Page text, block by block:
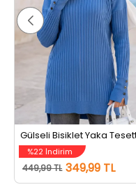
%22 İndirim
449,99 TL 349,99 TL